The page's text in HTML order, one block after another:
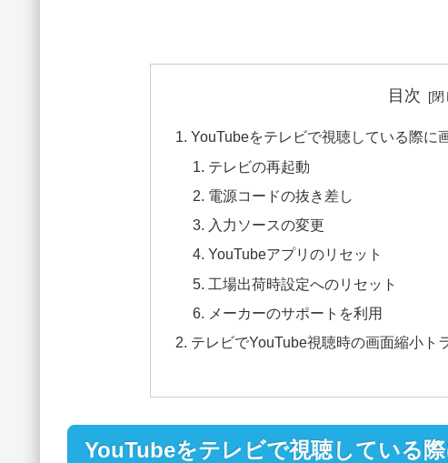
目次
YouTubeをテレビで視聴している際に
テレビの再起動
電源コードの抜き差し
入力ソースの変更
YouTubeアプリのリセット
工場出荷時設定へのリセット
メーカーのサポートを利用
テレビでYouTube視聴時の画面縮小ト
YouTubeをテレビで視聴している